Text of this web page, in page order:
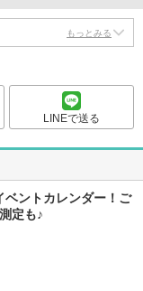
もっとみる
LINEで送る
ベントカレンダー！ご
定も♪